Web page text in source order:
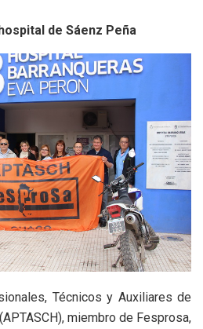
de Sáenz Peña
Técnicos y Auxiliares de
miembro de Fesprosa,